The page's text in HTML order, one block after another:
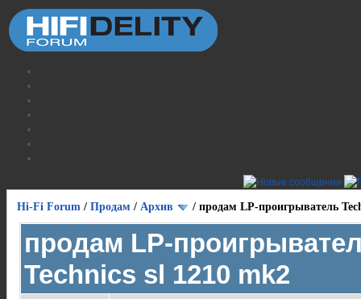
Hi-Fi Forum / Продам / Архив / продам LP-проигрыватель
продам LP-
Technics sl 1210 mk2